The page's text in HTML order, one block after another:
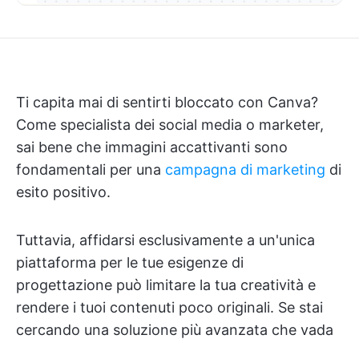
Ti capita mai di sentirti bloccato con Canva?
Come specialista dei social media o marketer,
sai bene che immagini accattivanti sono
fondamentali per una campagna di marketing di
esito positivo.
Tuttavia, affidarsi esclusivamente a un'unica
piattaforma per le tue esigenze di
progettazione può limitare la tua creatività e
rendere i tuoi contenuti poco originali. Se stai
cercando una soluzione più avanzata che vada